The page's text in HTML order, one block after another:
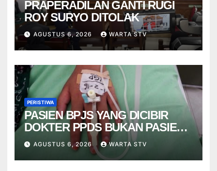
PRAPERADILAN GANTI RUGI
ROY SURYO DITOLAK
AGUSTUS 6, 2026 WARTA STV
PERISTIWA
PASIEN BPJS YANG DICIBIR
DOKTER PPDS BUKAN PASIEN
RSUP DR. SARDJITO
AGUSTUS 6, 2026 WARTA STV